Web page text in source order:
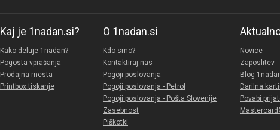
Kaj je 1nadan.si?
Kako deluje 1nadan?
Pogosta vprašanja
Prodajna mesta
Printbox tiskanje
O 1nadan.si
Kdo smo?
Kontaktiraj nas
Pogoji poslovanja
Pogoji poslovanja - Petrol
Pogoji poslovanja - Pošta Slovenije
Zasebnost
Piškotki
Novice
Zaposlitev
Blog
Darilna
Povabi